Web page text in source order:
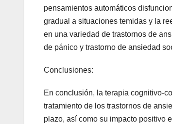
pensamientos automáticos
gradual a situaciones temidas y la
en una variedad de trastornos de
de pánico y trastorno de ansiedad
Conclusiones:
En conclusión, la terapia cognitivo-
tratamiento de los trastornos de
plazo, así como su impacto positivo